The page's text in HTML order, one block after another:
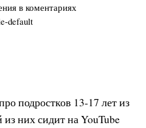
в коментариях
default
подростков 13-17 лет из
них сидит на YouTube